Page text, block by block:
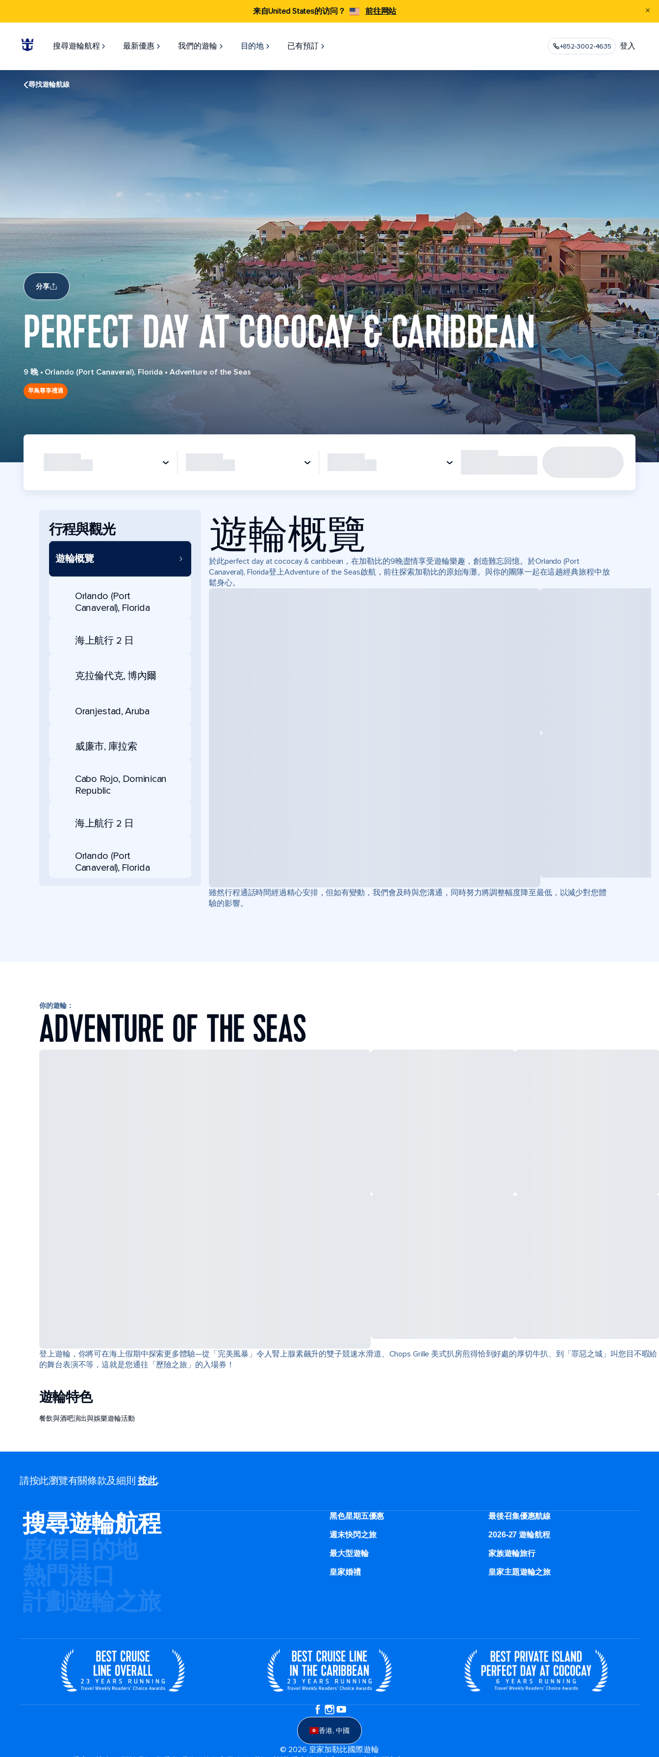
来自United States的访问？ 前往网站
搜尋遊輪航程 最新優惠 我們的遊輪 目的地 已有預訂 +852-3002-4635 登入
尋找遊輪航線
分享
PERFECT DAY AT COCOCAY & CARIBBEAN
9 晚• Orlando (Port Canaveral), Florida • Adventure of the Seas
早鳥尊享禮遇
行程與觀光
遊輪概覽
Orlando (Port
Canaveral), Florida
海上航行 2 日
克拉倫代克, 博內爾
Oranjestad, Aruba
威廉市, 庫拉索
Cabo Rojo, Dominican
Republic
海上航行 2 日
Orlando (Port
Canaveral), Florida
遊輪概覽
於此perfect day at cococay & caribbean，在加勒比的9晚盡情享受遊輪樂趣，創造難忘回憶。於Orlando (Port
Canaveral), Florida登上Adventure of the Seas啟航，前往探索加勒比的原始海灘。與你的團隊一起在這趟經典旅程中放
鬆身心。
雖然行程通話時間經過精心安排，但如有變動，我們會及時與您溝通，同時努力將調整幅度降至最低，以減少對您體
驗的影響。
你的遊輪：
ADVENTURE OF THE SEAS
登上遊輪，你將可在海上假期中探索更多體驗—從「完美風暴」令人腎上腺素飆升的雙子競速水滑道、Chops Grille 美式扒房煎得恰到好處的厚切牛扒、到「罪惡之城」叫您目不暇給
的舞台表演不等，這就是您通往「歷險之旅」的入場券！
遊輪特色
餐飲與酒吧演出與娛樂遊輪活動
請按此瀏覽有關條款及細則按此.
搜尋遊輪航程
度假目的地
熱門港口
計劃遊輪之旅
黑色星期五優惠 最後召集優惠航線
週末快閃之旅 2026-27 遊輪航程
最大型遊輪 家族遊輪旅行
皇家婚禮 皇家主題遊輪之旅
香港, 中國
© 2026 皇家加勒比國際遊輪